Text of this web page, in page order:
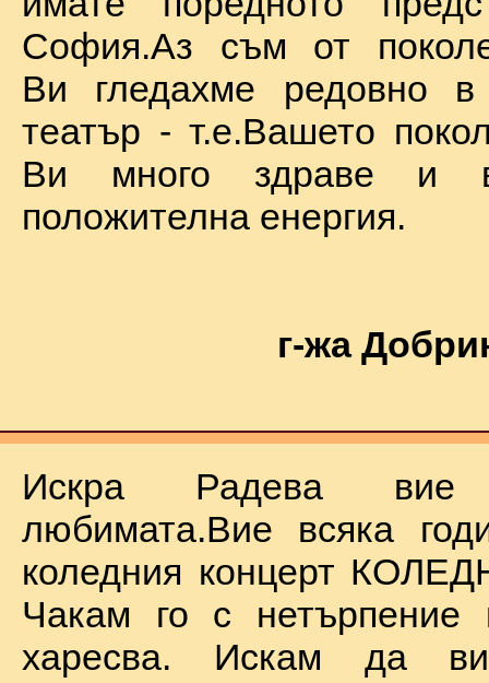
София.Аз съм от
Ви гледахме редовно
театър - т.е.Вашето
Ви много здраве и
положителна енергия.
г-жа
Искра Радева
любимата.Вие всяка
коледния концерт
Чакам го с
харесва. Искам да